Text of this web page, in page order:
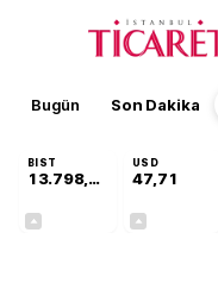
Bugün Son Dakika
BIST
13.798,82
USD
47,71